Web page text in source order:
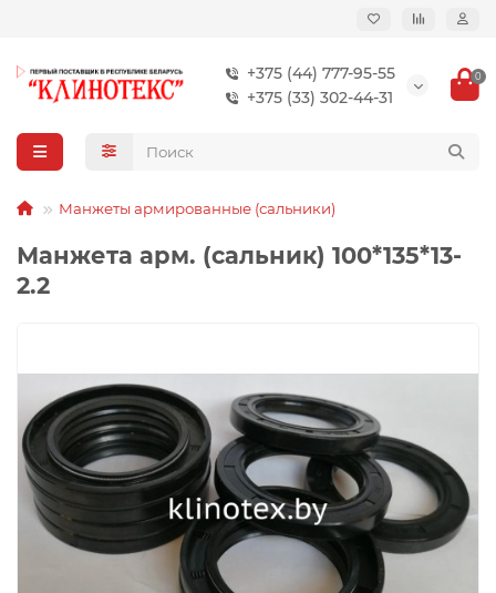
+375 (44) 777-95-55
+375 (33) 302-44-31
0
Манжеты армированные (сальники)
Манжета арм. (сальник) 100*135*13-
2.2